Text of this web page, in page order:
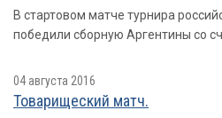
В стартовом матче турнира
победили сборную Аргентины со
04 августа 2016
Товарищеский матч.